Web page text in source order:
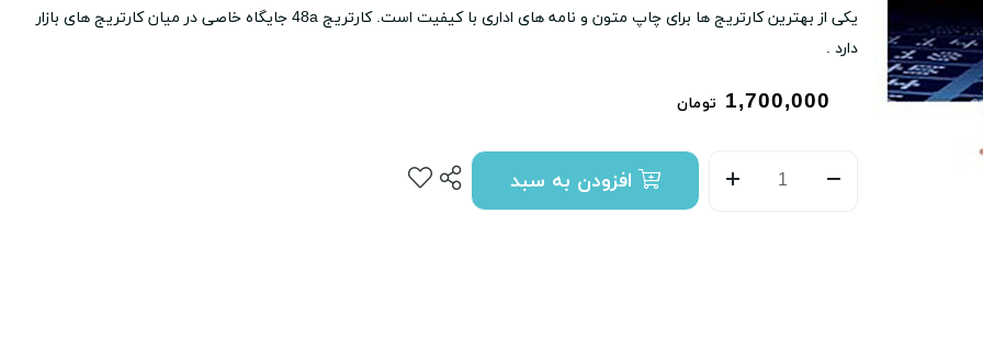
یکی از بهترین کارتریج ها برای چاپ متون و نامه های اداری با کیفیت است. کارتریج 48a جایگاه خاصی در میان کارتریج های بازار
دارد .
1,700,000 تومان
افزودن به سبد